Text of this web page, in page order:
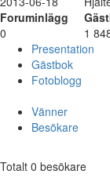
Foruminlägg
0
1
Presentation
Gästbok
Fotoblogg
Vänner
Besökare
Totalt 0 besökare